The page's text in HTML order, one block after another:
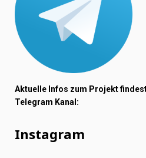
Aktuelle Infos zum Projekt
Telegram Kanal:
Instagram